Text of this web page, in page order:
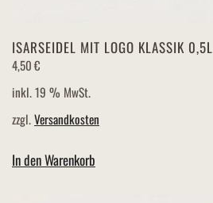
ISARSEIDEL MIT LOGO KLASSIK 0,5L
4,50€
inkl. 19 % MwSt.
zzgl.Versandkosten
In den Warenkorb